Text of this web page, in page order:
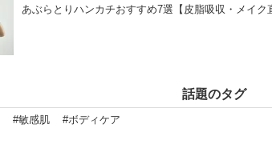
あぶらとりハンカチおすすめ7選【皮脂吸収・メイ
話題のタグ
#敏感肌 #ボディケア